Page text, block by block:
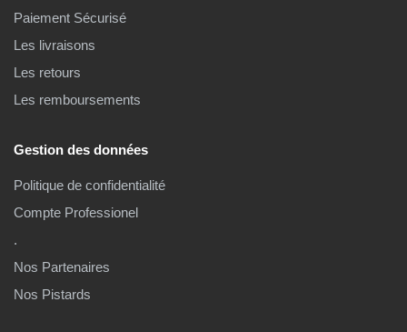
Paiement Sécurisé
Les livraisons
Les retours
Les remboursements
Gestion des données
Politique de confidentialité
Compte Professionel
.
Nos Partenaires
Nos Pistards